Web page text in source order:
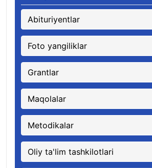
Abituriyentlar
Foto yangiliklar
Grantlar
Maqolalar
Metodikalar
Oliy ta'lim tashkilotlari